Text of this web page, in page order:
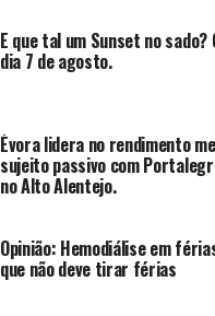
E que tal um Sunset no sado?
dia 7 de agosto.
Évora lidera no rendimento
sujeito passivo com
no Alto Alentejo.
Opinião: Hemodiálise em
que não deve tirar férias